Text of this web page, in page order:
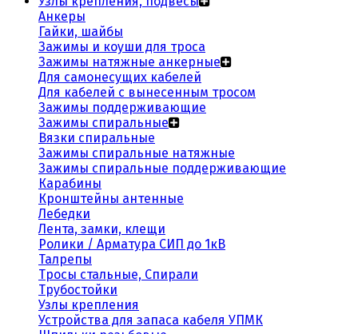
Анкеры
Гайки, шайбы
Зажимы и коуши для троса
Зажимы натяжные анкерные
Для самонесущих кабелей
Для кабелей с вынесенным тросом
Зажимы поддерживающие
Зажимы спиральные
Вязки спиральные
Зажимы спиральные натяжные
Зажимы спиральные поддерживающие
Карабины
Кронштейны антенные
Лебедки
Лента, замки, клещи
Ролики / Арматура СИП до 1кВ
Талрепы
Тросы стальные, Спирали
Трубостойки
Узлы крепления
Устройства для запаса кабеля УПМК